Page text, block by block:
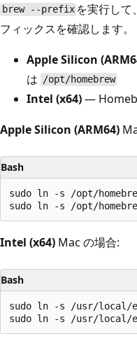
brew --prefix を実行し
フィックスを確認します。
Apple Silicon
は /opt/homebrew
Intel (x64)—
Apple Silicon (ARM64)
Bash
sudo ln -s /opt/
Intel (x64) Mac の場合:
Bash
sudo ln -s /usr/local/